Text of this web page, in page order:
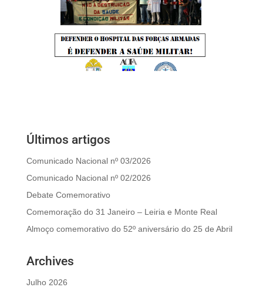
Últimos artigos
Comunicado Nacional nº 03/2026
Comunicado Nacional nº 02/2026
Debate Comemorativo
Comemoração do 31 Janeiro – Leiria e Monte Real
Almoço comemorativo do 52º aniversário do 25 de Abril
Archives
Julho 2026